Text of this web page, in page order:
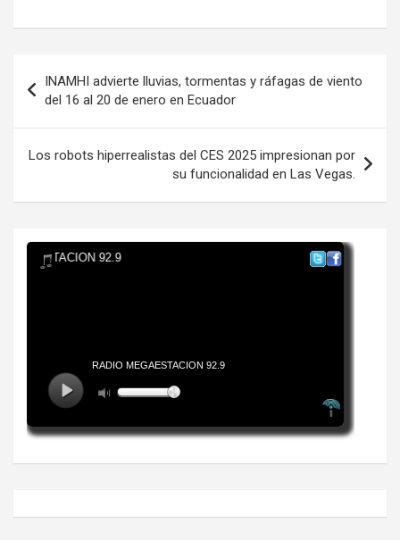
de
entradas
INAMHI advierte lluvias, tormentas y ráfagas de viento
del 16 al 20 de enero en Ecuador
Los robots hiperrealistas del CES 2025 impresionan por
su funcionalidad en Las Vegas.